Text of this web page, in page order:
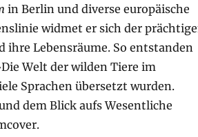
in Berlin und diverse europäische
widmet er sich der
ihre Lebensräume. So entstanden
Welt der wilden Tiere im
Sprachen übersetzt wurden.
dem Blick aufs Wesentliche